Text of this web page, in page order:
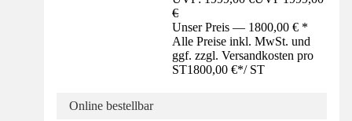
€
Unser Preis — 1800,00 € *
Alle Preise inkl. MwSt. und
ggf. zzgl. Versandkosten pro
ST1800,00 €*/ ST
Online bestellbar